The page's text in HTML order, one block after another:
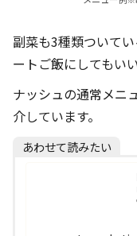
副菜も3種類ついて
ートご飯にしてもい
ナッシュの通常メニ
介しています。
あわせて読みたい